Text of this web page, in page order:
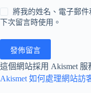
將我的姓名、電子郵
下次留言時使用。
發佈留言
這個網站採用 Akismet 服
Akismet 如何處理網站訪